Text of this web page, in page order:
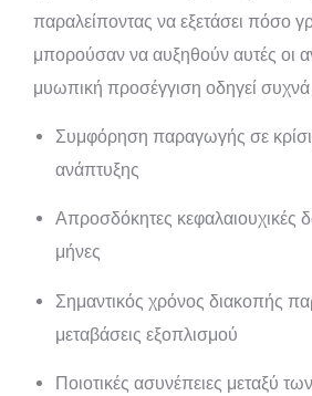
παραλείποντας να εξετάσει πόσο
μπορούσαν να αυξηθούν αυτές οι
μυωπική προσέγγιση οδηγεί
Συμφόρηση παραγωγής σε
ανάπτυξης
Απροσδόκητες κεφαλαιουχικές
μήνες
Σημαντικός χρόνος διακοπής
μεταβάσεις εξοπλισμού
Ποιοτικές ασυνέπειες μεταξύ